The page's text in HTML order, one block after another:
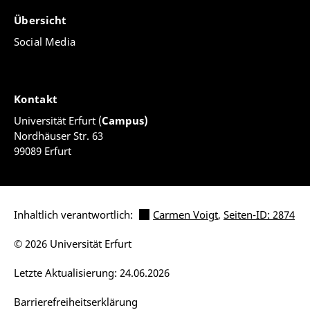
Übersicht
Social Media
Kontakt
Universität Erfurt (Campus)
Nordhäuser Str. 63
99089 Erfurt
Inhaltlich verantwortlich: Carmen Voigt, Seiten-ID: 2874
Barrierefreiheitserklärung
Letzte Aktualisierung: 24.06.2026
© 2026 Universität Erfurt